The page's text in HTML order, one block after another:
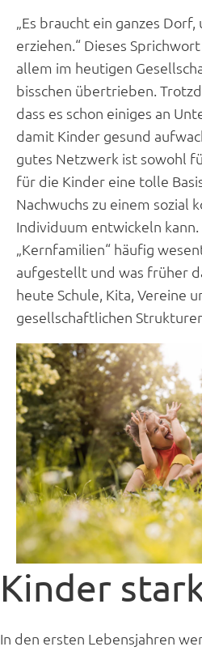
„Es braucht ein ganzes Dorf,
erziehen.“ Dieses
allem im heutigen
bisschen übertrieben.
dass es schon einiges an
damit Kinder gesund
gutes Netzwerk ist sowohl
für die Kinder eine tolle
Nachwuchs zu einem sozial
Individuum entwickeln
„Kernfamilien“ häufig
aufgestellt und was früher
heute Schule, Kita, Vereine
gesellschaftlichen
Kinder
In den ersten Lebensjahren